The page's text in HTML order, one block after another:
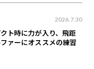
2026.7.30
ト時に力が入り、飛距
ァーにオススメの練習